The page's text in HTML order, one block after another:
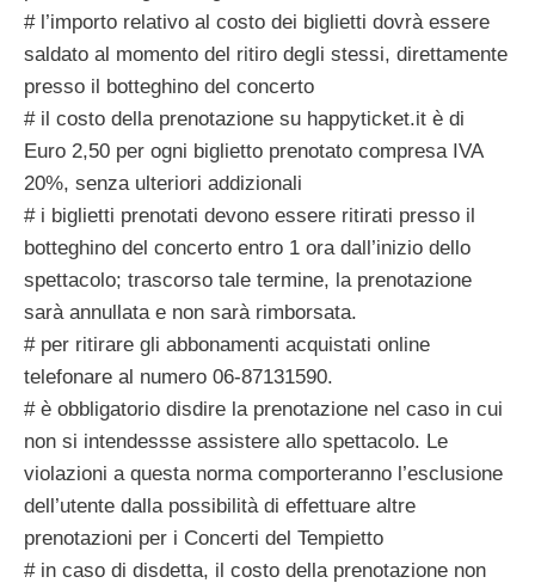
# l’importo relativo al costo dei biglietti dovrà essere
saldato al momento del ritiro degli stessi, direttamente
presso il botteghino del concerto
# il costo della prenotazione su happyticket.it è di
Euro 2,50 per ogni biglietto prenotato compresa IVA
20%, senza ulteriori addizionali
# i biglietti prenotati devono essere ritirati presso il
botteghino del concerto entro 1 ora dall’inizio dello
spettacolo; trascorso tale termine, la prenotazione
sarà annullata e non sarà rimborsata.
# per ritirare gli abbonamenti acquistati online
telefonare al numero 06-87131590.
# è obbligatorio disdire la prenotazione nel caso in cui
non si intendessse assistere allo spettacolo. Le
violazioni a questa norma comporteranno l’esclusione
dell’utente dalla possibilità di effettuare altre
prenotazioni per i Concerti del Tempietto
# in caso di disdetta, il costo della prenotazione non